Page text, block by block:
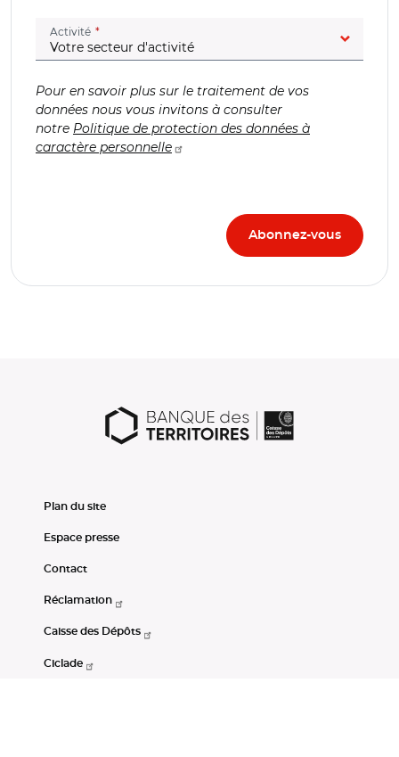
Activité (champ obligatoire)
Pour en savoir plus sur le traitement de vos
données nous vous invitons à consulter
notre Politique de protection des données à
caractère personnelle
Plan du site
Espace presse
Contact
Réclamation
Caisse des Dépôts
Ciclade